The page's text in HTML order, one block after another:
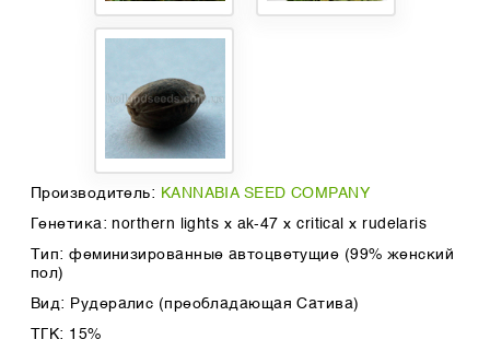
Производитель: KANNABIA SEED COMPANY
Генетика: northern lights x ak-47 x critical x rudelaris
Тип: феминизированные автоцветущие (99% женский
пол)
Вид: Рудералис (преобладающая Сатива)
ТГК: 15%